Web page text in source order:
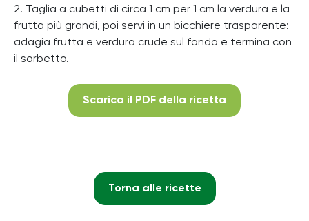
2. Taglia a cubetti di circa 1 cm per 1 cm la verdura e la
frutta più grandi, poi servi in un bicchiere trasparente:
adagia frutta e verdura crude sul fondo e termina con
il sorbetto.
Scarica il PDF della ricetta
Torna alle ricette